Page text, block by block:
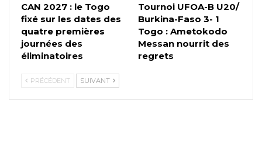
CAN 2027 : le Togo
fixé sur les dates des
quatre premières
journées des
éliminatoires
Tournoi UFOA-B U20/
Burkina-Faso 3- 1
Togo : Ametokodo
Messan nourrit des
regrets
PRÉCÉDENT SUIVANT